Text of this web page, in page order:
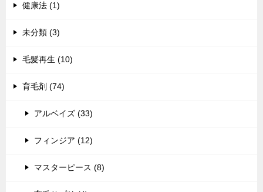
健康法 (1)
未分類 (3)
毛髪再生 (10)
育毛剤 (74)
アルベイズ (33)
フィンジア (12)
マスターピース (8)